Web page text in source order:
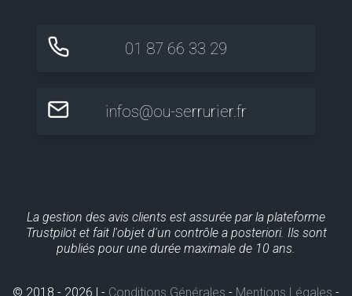
01 87 66 33 29
infos@ou-serrurier.fr
La gestion des avis clients est assurée par la plateforme
Trustpilot et fait l'objet d'un contrôle a posteriori. Ils sont
publiés pour une durée maximale de 10 ans.
© 2018 - 2026 | - Conditions Générales - Mentions Légales -